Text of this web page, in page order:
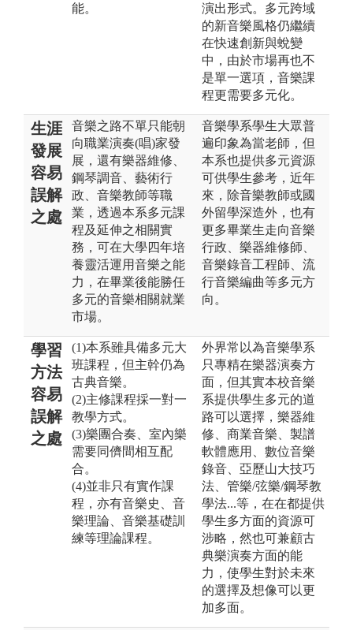
能。
演出形式。多元跨域
的新音樂風格仍繼續
在快速創新與蛻變
中，由於市場再也不
是單一選項，音樂課
程更需要多元化。
生涯
發展
容易
誤解
之處
音樂之路不單只能朝
向職業演奏(唱)家發
展，還有樂器維修、
鋼琴調音、藝術行
政、音樂教師等職
業，透過本系多元課
程及延伸之相關實
務，可在大學四年培
養靈活運用音樂之能
力，在畢業後能勝任
多元的音樂相關就業
市場。
音樂學系學生大眾普
遍印象為當老師，但
本系也提供多元資源
可供學生參考，近年
來，除音樂教師或國
外留學深造外，也有
更多畢業生走向音樂
行政、樂器維修師、
音樂錄音工程師、流
行音樂編曲等多元方
向。
學習
方法
容易
誤解
之處
(1)本系雖具備多元大
班課程，但主幹仍為
古典音樂。
(2)主修課程採一對一
教學方式。
(3)樂團合奏、室內樂
需要同儕間相互配
合。
(4)並非只有實作課
程，亦有音樂史、音
樂理論、音樂基礎訓
練等理論課程。
外界常以為音樂學系
只專精在樂器演奏方
面，但其實本校音樂
系提供學生多元的道
路可以選擇，樂器維
修、商業音樂、製譜
軟體應用、數位音樂
錄音、亞歷山大技巧
法、管樂/弦樂/鋼琴教
學法...等，在在都提供
學生多方面的資源可
涉略，然也可兼顧古
典樂演奏方面的能
力，使學生對於未來
的選擇及想像可以更
加多面。